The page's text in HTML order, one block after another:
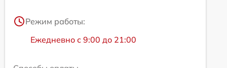
Режим работы:
Ежедневно с 9:00 до 21:00